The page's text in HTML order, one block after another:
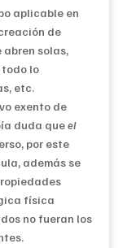
aplicable en
de
abren solas,
lo
etc.
exento de
duda queel
por este
además se
física
no fueran los